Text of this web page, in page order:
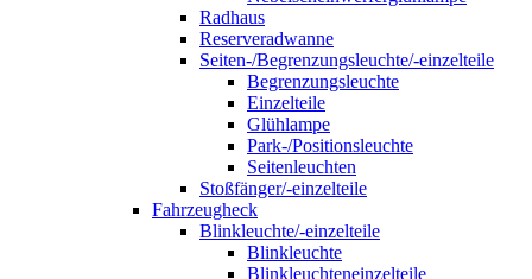
Radhaus
Reserveradwanne
Seiten-/Begrenzungsleuchte/-einzelteile
Begrenzungsleuchte
Einzelteile
Glühlampe
Park-/Positionsleuchte
Seitenleuchten
Stoßfänger/-einzelteile
Fahrzeugheck
Blinkleuchte/-einzelteile
Blinkleuchte
Blinkleuchteneinzelteile